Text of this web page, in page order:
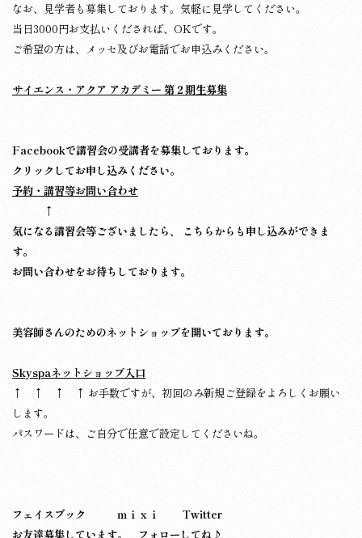
なお、見学者も募集しております。気軽に見学してください。
当日3000円お支払いくだされば、OKです。
ご希望の方は、メッセ及びお電話でお申込みください。
サイエンス・アクア アカデミー 第２期生募集
Facebookで講習会の受講者を募集しております。
クリックしてお申し込みください。
予約・講習等お問い合わせ
↑
気になる講習会等ございましたら、 こちらからも申し込みができま
す。
お問い合わせをお待ちしております。
美容師さんのためのネットショップを開いております。
Skyspaネットショップ入口
↑ ↑ ↑ ↑ お手数ですが、初回のみ新規ご登録をよろしくお願い
します。
パスワードは、ご自分で任意で設定してくださいね。
フェイスブック ｍｉｘｉ
Twitter
お友達募集しています。 フォローしてね♪